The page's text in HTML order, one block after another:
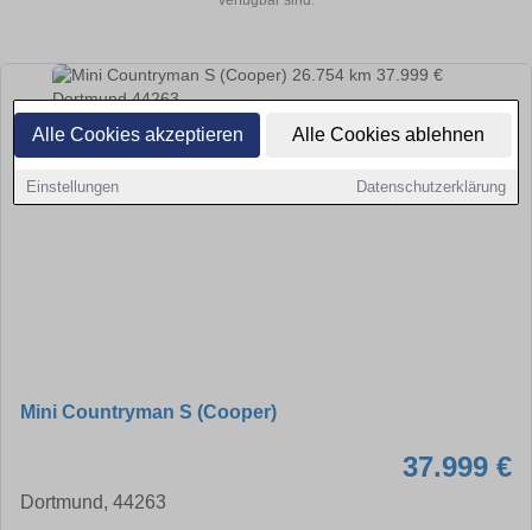
Alle Cookies akzeptieren Alle Cookies ablehnen
Einstellungen Datenschutzerklärung
Mini Countryman S (Cooper)
37.999 €
Dortmund, 44263